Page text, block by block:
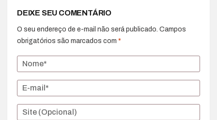
DEIXE SEU COMENTÁRIO
O seu endereço de e-mail não será publicado. Campos
obrigatórios são marcados com *